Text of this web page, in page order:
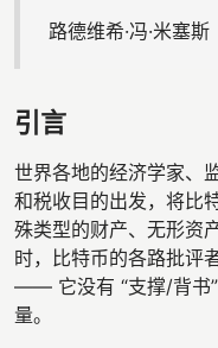
路德维希·冯·米塞
引言
世界各地的经济学家、
和税收目的出发，将比
殊类型的财产、无形资
时，比特币的各路批评
—— 它没有 “支撑/背书
量。